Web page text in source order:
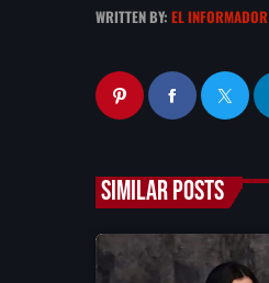
WRITTEN BY: EL INFORMADOR
SIMILAR POSTS